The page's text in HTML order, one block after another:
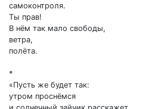
самоконтроля.
Ты прав!
В нём так мало свободы,
ветра,
полёта.
*
«Пусть же будет так:
утром проснёмся